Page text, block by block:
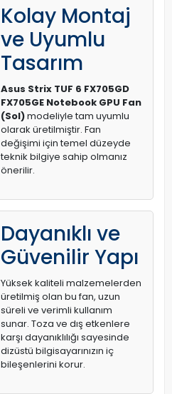
Kolay Montaj
ve Uyumlu
Tasarım
Asus Strix TUF 6 FX705GD
FX705GE Notebook GPU Fan
(Sol)modeliyle tam uyumlu
olarak üretilmiştir. Fan
değişimi için temel düzeyde
teknik bilgiye sahip olmanız
önerilir.
Dayanıklı ve
Güvenilir Yapı
Yüksek kaliteli malzemelerden
üretilmiş olan bu fan, uzun
süreli ve verimli kullanım
sunar. Toza ve dış etkenlere
karşı dayanıklılığı sayesinde
dizüstü bilgisayarınızın iç
bileşenlerini korur.